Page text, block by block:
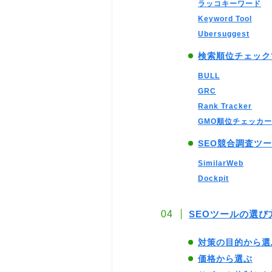
ラッコキーワード
Keyword Tool
Ubersuggest
検索順位チェッ
BULL
GRC
Rank Tracker
GMO順位チェッカー
SEO競合調査ツ
SimilarWeb
Dockpit
SEOツールの選び
対策の目的から選
価格から選ぶ